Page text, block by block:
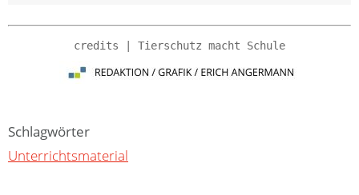
Schlagwörter
Unterrichtsmaterial